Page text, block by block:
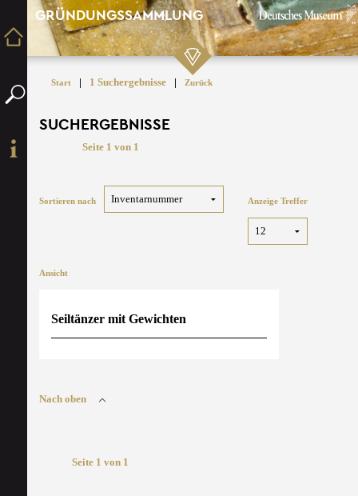
GRÜNDUNGSSAMMLUNG
Start | 1 Suchergebnisse | Zurück
SUCHERGEBNISSE
Seite 1 von 1
Sortieren nach Anzeige Treffer
Ansicht
Seiltänzer mit Gewichten
Nach oben
Seite 1 von 1